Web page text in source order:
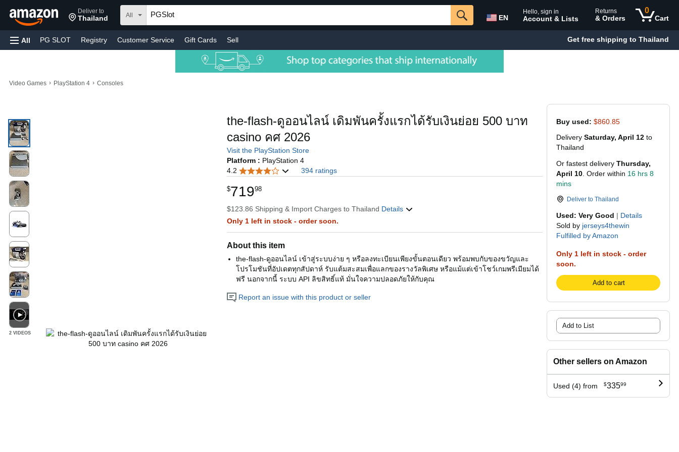
Deliver to
Thailand All EN
Hello, sign in
Account & Lists
Returns
& Orders
0
Cart
All PG SLOT Registry Customer Service Gift Cards Sell Get free shipping to Thailand
Video Games › PlayStation 4 › Consoles
Buy used: $860.85
Delivery Saturday, April 12 to
Thailand
Or fastest delivery Thursday,
April 10 . Order within 16 hrs 8
mins
Deliver to Thailand
Used: Very Good | Details
Sold by jerseys4thewin
Fulfilled by Amazon
Only 1 left in stock - order
soon.
Add to cart
Add to List
Other sellers on Amazon
Used (4) from $33599
2 VIDEOS
the-flash-ดูออนไลน์ เดิมพันครั้งแรกได้รับเงินย่อย 500 บาท
casino คศ 2026
Visit the PlayStation Store
Platform : PlayStation 4
4.2
394 ratings
$71998
$123.86 Shipping & Import Charges to Thailand Details
Only 1 left in stock - order soon.
About this item
the-flash-ดูออนไลน์ เข้าสู่ระบบง่าย ๆ หรือลงทะเบียนเพียงขั้นตอนเดียว พร้อมพบกับของขวัญและ
โปรโมชันที่อัปเดตทุกสัปดาห์ รับแต้มสะสมเพื่อแลกของรางวัลพิเศษ หรือแม้แต่เข้าโชว์เกมพรีเมียมได้
ฟรี นอกจากนี้ ระบบ API ลิขสิทธิ์แท้ มั่นใจความปลอดภัยให้กับคุณ
Report an issue with this product or seller